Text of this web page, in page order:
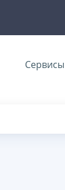
Сервисы